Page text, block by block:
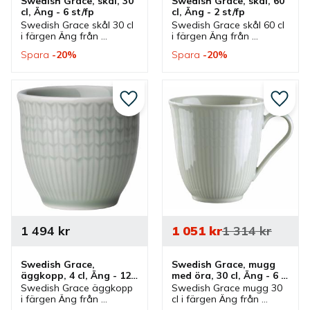
cl, Äng - 6 st/fp
Swedish Grace skål 30 cl
i färgen Äng från
ingår i serien Swedish
Spara 20%
cl, Äng - 2 st/fp
Swedish Grace skål 60 cl
i färgen Äng från
ingår i serien Swedish
Spara 20%
Swedish Grace,
äggkopp, 4 cl, Äng - 12
st/fp
Swedish Grace äggkopp
i färgen Äng från
1 494 kr
Lägg till i favoriter
Swedish Grace, mugg
med öra, 30 cl, Äng - 6
st/fp
Swedish Grace mugg 30
cl i färgen Äng från
1 051kr1 314kr
Lägg